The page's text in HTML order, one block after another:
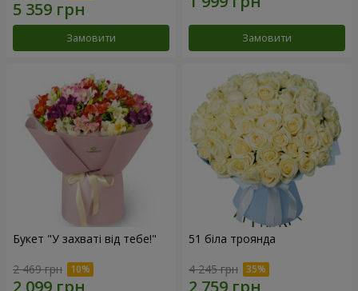
Замовити Замовити
Букет "У захваті від тебе!"
2 469 грн
51 біла троянда
4 245 грн